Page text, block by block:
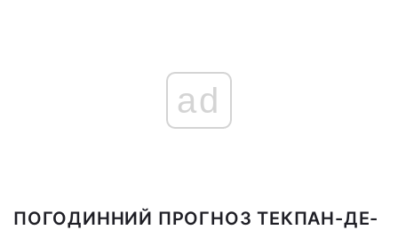
ad
ПОГОДИННИЙ ПРОГНОЗ ТЕКПАН-ДЕ-